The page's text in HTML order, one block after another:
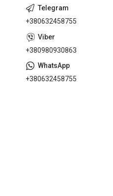
+380632458755
+380980930863
+380632458755